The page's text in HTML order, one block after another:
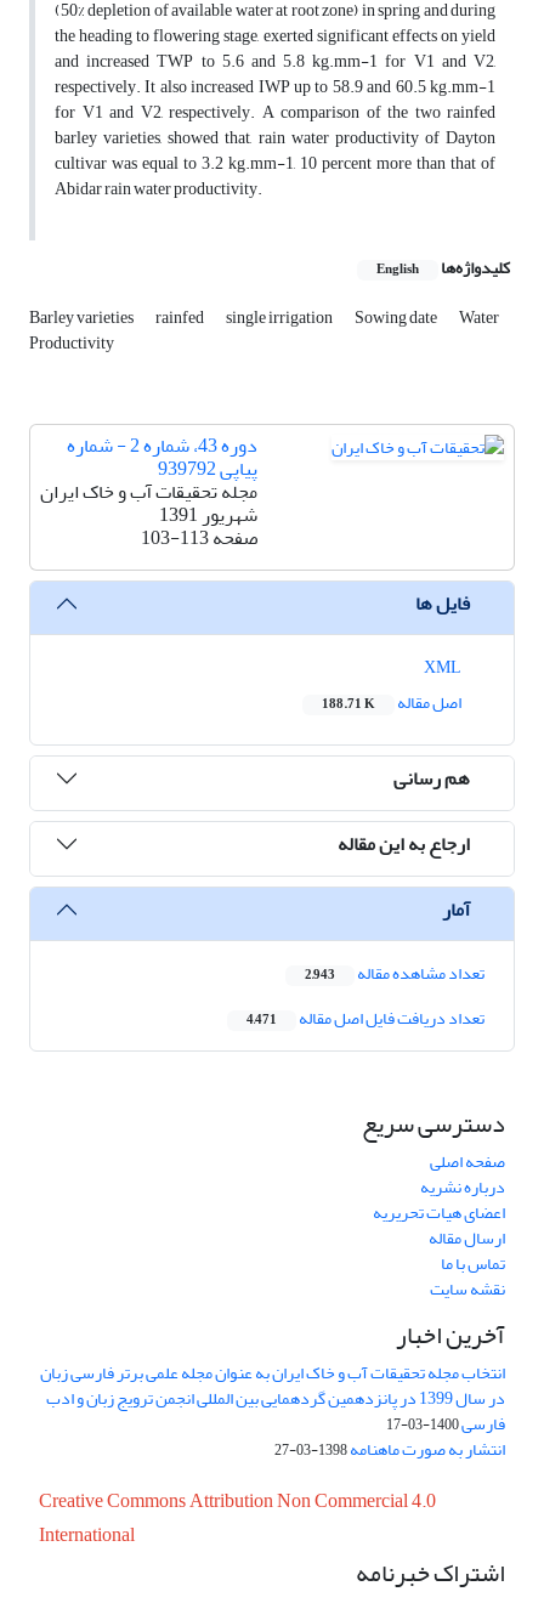
(50% depletion of available water at root zone) in spring and during
the heading to flowering stage, exerted significant effects on yield
and increased TWP to 5.6 and 5.8 kg.mm-1 for V1 and V2,
respectively. It also increased IWP up to 58.9 and 60.5 kg.mm-1
for V1 and V2, respectively. A comparison of the two rainfed
barley varieties, showed that, rain water productivity of Dayton
cultivar was equal to 3.2 kg.mm-1, 10 percent more than that of
Abidar rain water productivity.
کلیدواژه‌ها English
Barley varieties rainfed single irrigation Sowing date Water
Productivity
دوره 43، شماره 2 - شماره
پیاپی 939792
مجله تحقیقات آب و خاک ایران
شهریور 1391
صفحه103-113
فایل ها
اصل مقاله
188.71 K
هم رسانی
ارجاع به این مقاله
آمار
تعداد مشاهده مقاله 2,943
تعداد دریافت فایل اصل مقاله 4,471
دسترسی سریع
صفحه اصلی
درباره نشریه
اعضای هیات تحریریه
ارسال مقاله
تماس با ما
نقشه سایت
آخرین اخبار
انتخاب مجله تحقیقات آب و خاک ایران به عنوان مجله علمی برتر فارسی زبان
در سال 1399 در پانزدهمین گردهمایی بین المللی انجمن ترویج زبان و ادب
فارسی1400-03-17
انتشار به صورت ماهنامه1398-03-27
Creative Commons Attribution Non Commercial 4.0
International
اشتراک خبرنامه